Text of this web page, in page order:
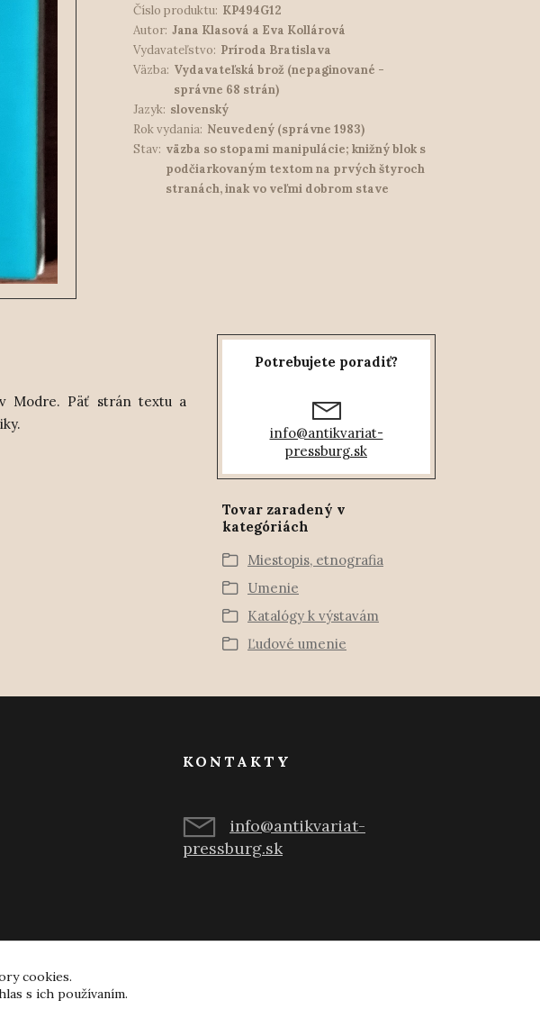
Číslo produktu: KP494G12
Autor: Jana Klasová a Eva Kollárová
Vydavateľstvo: Príroda Bratislava
Väzba: Vydavateľská brož (nepaginované -
správne 68 strán)
Jazyk: slovenský
Rok vydania: Neuvedený (správne 1983)
Stav: väzba so stopami manipulácie; knižný blok s
podčiarkovaným textom na prvých štyroch
stranách, inak vo veľmi dobrom stave
Modre. Päť strán textu a
Potrebujete poradiť?
info@antikvariat-
pressburg.sk
Tovar zaradený v
kategóriách
Miestopis, etnografia
Umenie
Katalógy k výstavám
Ľudové umenie
KONTAKTY
info@antikvariat-
pressburg.sk
cookies.
s ich používaním.